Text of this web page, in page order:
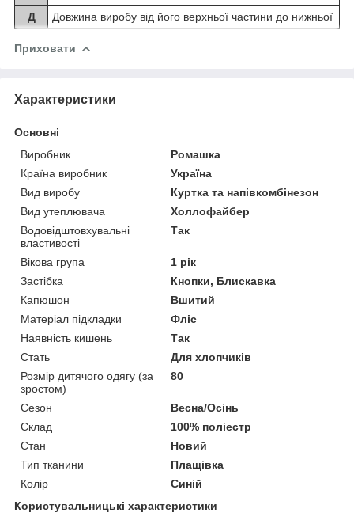
Д
Довжина виробу від його верхньої частини до нижньої
Приховати
Характеристики
Основні
Виробник
Ромашка
Країна виробник
Україна
Вид виробу
Куртка та напівкомбінезон
Вид утеплювача
Холлофайбер
Водовідштовхувальні
властивості
Так
Вікова група
1 рік
Застібка
Кнопки, Блискавка
Капюшон
Вшитий
Матеріал підкладки
Фліс
Наявність кишень
Так
Стать
Для хлопчиків
Розмір дитячого одягу (за
зростом)
80
Сезон
Весна/Осінь
Склад
100% поліестр
Стан
Новий
Тип тканини
Плащівка
Колір
Синій
Користувальницькі характеристики